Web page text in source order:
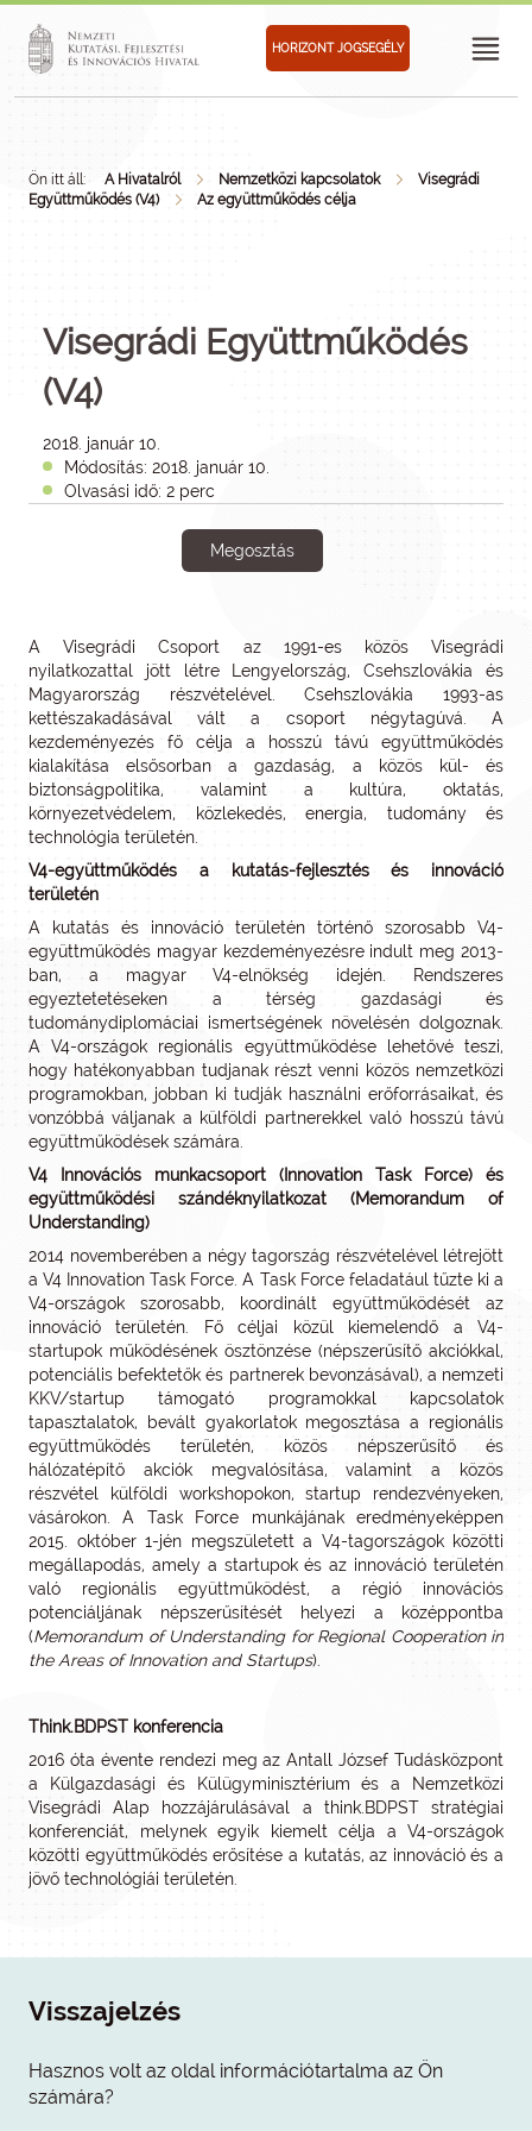
HORIZONT JOGSEGÉLY
Ön itt áll: A Hivatalról Nemzetközi kapcsolatok
Visegrádi
Együttműködés (V4)
Az együttműködés célja
Visegrádi Együttműködés
(V4)
2018. január 10.
Módosítás: 2018. január 10.
Olvasási idő: 2 perc
Megosztás
A Visegrádi Csoport az 1991-es közös Visegrádi
nyilatkozattal jött létre Lengyelország, Csehszlovákia és
Magyarország részvételével. Csehszlovákia 1993-as
kettészakadásával vált a csoport négytagúvá. A
kezdeményezés fő célja a hosszú távú együttműködés
kialakítása elsősorban a gazdaság, a közös kül- és
biztonságpolitika, valamint a kultúra, oktatás,
környezetvédelem, közlekedés, energia, tudomány és
technológia területén.
V4-együttműködés a kutatás-fejlesztés és innováció
területén
A kutatás és innováció területén történő szorosabb V4-
együttműködés magyar kezdeményezésre indult meg 2013-
ban, a magyar V4-elnökség idején. Rendszeres
egyeztetetéseken a térség gazdasági és
tudománydiplomáciai ismertségének növelésén dolgoznak.
A V4-országok regionális együttműködése lehetővé teszi,
hogy hatékonyabban tudjanak részt venni közös nemzetközi
programokban, jobban ki tudják használni erőforrásaikat, és
vonzóbbá váljanak a külföldi partnerekkel való hosszú távú
együttműködések számára.
V4 Innovációs munkacsoport (Innovation Task Force) és
együttműködési szándéknyilatkozat (Memorandum of
Understanding)
2014 novemberében a négy tagország részvételével létrejött
a V4 Innovation Task Force. A Task Force feladatául tűzte ki a
V4-országok szorosabb, koordinált együttműködését az
innováció területén. Fő céljai közül kiemelendő a V4-
startupok működésének ösztönzése (népszerűsítő akciókkal,
potenciális befektetők és partnerek bevonzásával), a nemzeti
KKV/startup támogató programokkal kapcsolatok
tapasztalatok, bevált gyakorlatok megosztása a regionális
együttműködés területén, közös népszerűsítő és
hálózatépítő akciók megvalósítása, valamint a közös
részvétel külföldi workshopokon, startup rendezvényeken,
vásárokon. A Task Force munkájának eredményeképpen
2015. október 1-jén megszületett a V4-tagországok közötti
megállapodás, amely a startupok és az innováció területén
való regionális együttműködést, a régió innovációs
potenciáljának népszerűsítését helyezi a középpontba
(Memorandum of Understanding for Regional Cooperation in
the Areas of Innovation and Startups).
Think.BDPST konferencia
2016 óta évente rendezi meg az Antall József Tudásközpont
a Külgazdasági és Külügyminisztérium és a Nemzetközi
Visegrádi Alap hozzájárulásával a think.BDPST stratégiai
konferenciát, melynek egyik kiemelt célja a V4-országok
közötti együttműködés erősítése a kutatás, az innováció és a
jövő technológiái területén.
Visszajelzés
Hasznos volt az oldal információtartalma az Ön
számára?